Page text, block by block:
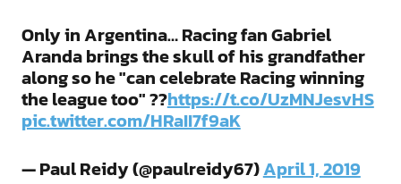
Only in Argentina… Racing fan Gabriel
Aranda brings the skull of his grandfather
along so he "can celebrate Racing winning
the league too" ??https://t.co/UzMNJesvHS
pic.twitter.com/HRaII7f9aK
— Paul Reidy (@paulreidy67)April 1, 2019